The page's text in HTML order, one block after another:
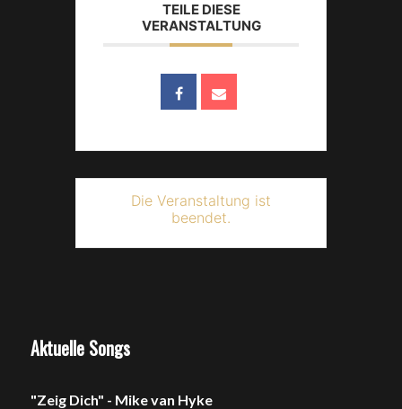
TEILE DIESE
VERANSTALTUNG
Die Veranstaltung ist
beendet.
Aktuelle Songs
"Zeig Dich" - Mike van Hyke